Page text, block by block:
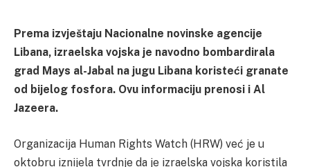
Prema izvještaju Nacionalne novinske agencije
Libana, izraelska vojska je navodno bombardirala
grad Mays al-Jabal na jugu Libana koristeći granate
od bijelog fosfora. Ovu informaciju prenosi i Al
Jazeera.
Organizacija Human Rights Watch (HRW) već je u
oktobru iznijela tvrdnje da je izraelska vojska koristila